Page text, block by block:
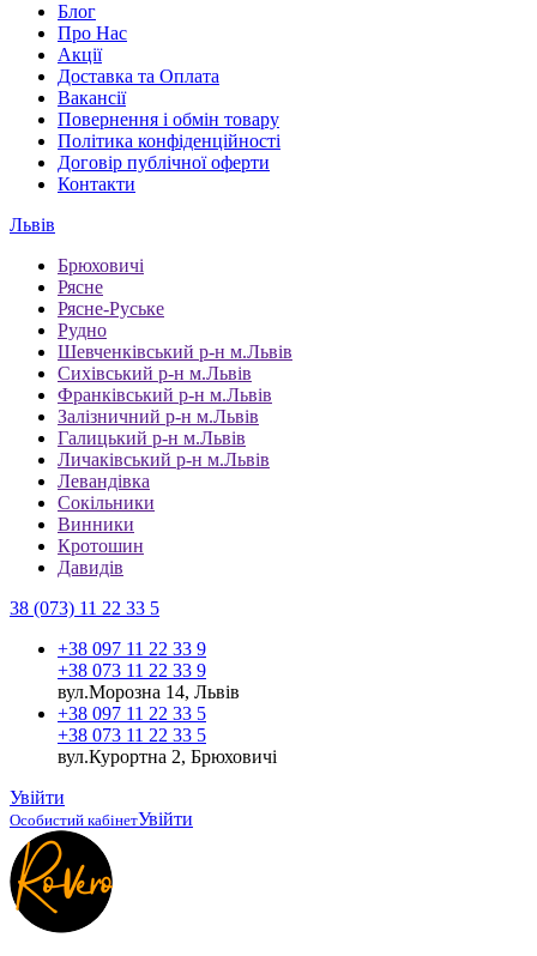
Блог
Про Нас
Акції
Доставка та Оплата
Вакансії
Повернення і обмін товару
Політика конфіденційності
Договір публічної оферти
Контакти
Львів
Брюховичі
Рясне
Рясне-Руське
Рудно
Шевченківський р-н м.Львів
Сихівський р-н м.Львів
Франківський р-н м.Львів
Залізничний р-н м.Львів
Галицький р-н м.Львів
Личаківський р-н м.Львів
Левандівка
Сокільники
Винники
Кротошин
Давидів
38 (073) 11 22 33 5
+38 097 11 22 33 9
+38 073 11 22 33 9
вул.Морозна 14, Львів
+38 097 11 22 33 5
+38 073 11 22 33 5
вул.Курортна 2, Брюховичі
Увійти
Особистий кабінетУвійти